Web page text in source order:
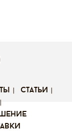
статьи